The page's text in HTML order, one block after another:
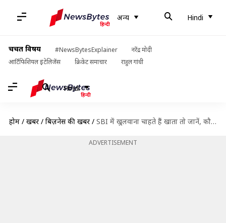
अन्य Hindi
चर्चित विषय #NewsBytesExplainer
नरेंद्र मोदी
आर्टिफिशियल इंटेलिजेंस
क्रिकेट समाचार राहुल गांधी
Hindi
होम / खबरें / बिज़नेस की खबरें / SBI में खुलवाना चाहते हैं खाता तो जानें, कौन से हैं सबसे लोकप्रिय बचत खाते
ADVERTISEMENT